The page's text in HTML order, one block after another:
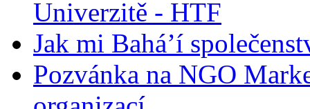
Univerzitě - HTF
Jak mi Bahá’í
Pozvánka na NGO